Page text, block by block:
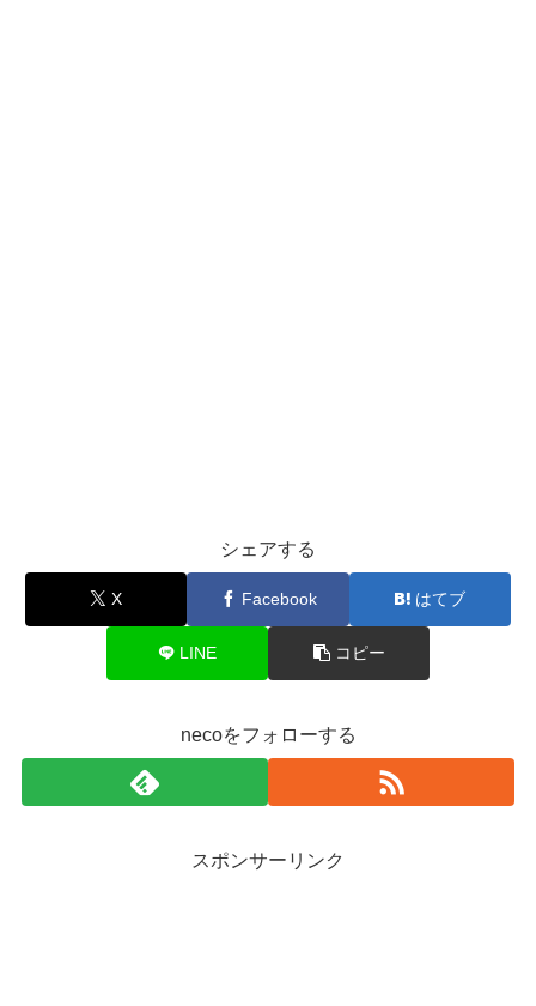
シェアする
X Facebook はてブ
LINE コピー
necoをフォローする
スポンサーリンク